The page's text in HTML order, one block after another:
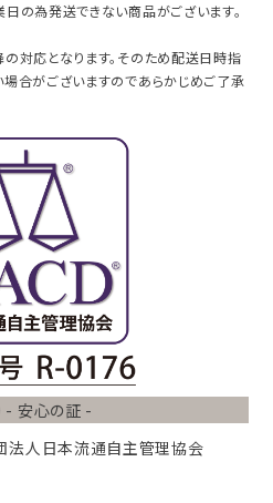
の為発送できない商品がございます。
対応となります。そのため配送日時指
合がございますのであらかじめご了承
- 安心の証 -
法人日本流通自主管理協会